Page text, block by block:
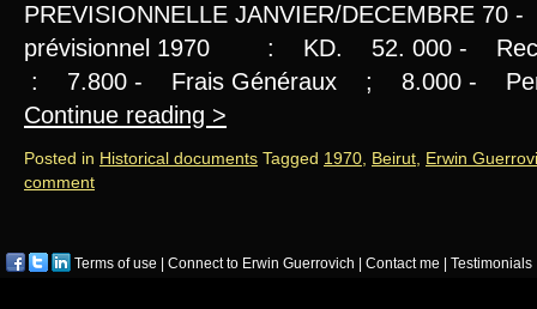
PREVISIONNELLE JANVIER/DECEMBRE 70
prévisionnel 1970 : KD. 52. 000 -
: 7.800 - Frais Généraux ; 8.000 -
Continue reading >
Posted in Historical documents Tagged 1970 Beirut Erwin
comment
Terms of use Connect to Erwin Guerrovich Contact me Testimonials